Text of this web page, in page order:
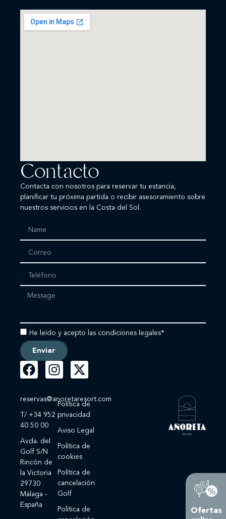
Contacto
Contacta con nosotros para reservar tu estancia,
planificar tu próxima partida o recibir asesoramiento sobre
nuestros servicios en la Costa del Sol.
He leído y acepto las condiciones legales*
Enviar
reservas@anoretaresort.com
T/ +34 952
40 50 00
Avda. del
Golf S/N
Rincón de
la Victoria
29730
Málaga -
España
Política de
privacidad
Aviso Legal
Política de
cookies
Política de
cancelación
Golf
Política de
Ofertas